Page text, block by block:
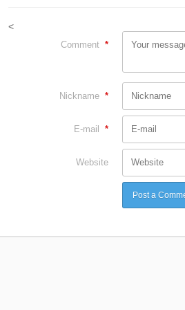
<
Comment *
Nickname *
E-mail *
Website